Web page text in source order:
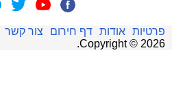
פרטיות אודות דף חירום צור קשר
Copyright © 2026
.